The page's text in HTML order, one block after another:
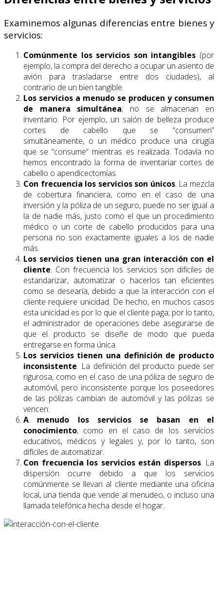
Examinemos algunas diferencias entre bienes y
servicios:
Comúnmente los servicios son intangibles (por
ejemplo, la compra del derecho a ocupar un asiento de
avión para trasladarse entre dos ciudades), al
contrario de un bien tangible.
Los servicios a menudo se producen y consumen
de manera simultánea; no se almacenan en
inventario. Por ejemplo, un salón de belleza produce
cortes de cabello que se “consumen”
simultáneamente, o un médico produce una cirugía
que se “consume” mientras es realizada. Todavía no
hemos encontrado la forma de inventariar cortes de
cabello o apendicectomías.
Con frecuencia los servicios son únicos. La mezcla
de cobertura financiera, como en el caso de una
inversión y la póliza de un seguro, puede no ser igual a
la de nadie más, justo como el que un procedimiento
médico o un corte de cabello producidos para una
persona no son exactamente iguales a los de nadie
más.
Los servicios tienen una gran interacción con el
cliente. Con frecuencia los servicios son difíciles de
estandarizar, automatizar o hacerlos tan eficientes
como se desearía, debido a que la interacción con el
cliente requiere unicidad. De hecho, en muchos casos
esta unicidad es por lo que el cliente paga; por lo tanto,
el administrador de operaciones debe asegurarse de
que el producto se diseñe de modo que pueda
entregarse en forma única.
Los servicios tienen una definición de producto
inconsistente. La definición del producto puede ser
rigurosa, como en el caso de una póliza de seguro de
automóvil, pero inconsistente porque los poseedores
de las pólizas cambian de automóvil y las pólizas se
vencen.
A menudo los servicios se basan en el
conocimiento, como en el caso de los servicios
educativos, médicos y legales y, por lo tanto, son
difíciles de automatizar.
Con frecuencia los servicios están dispersos. La
dispersión ocurre debido a que los servicios
comúnmente se llevan al cliente mediante una oficina
local, una tienda que vende al menudeo, o incluso una
llamada telefónica hecha desde el hogar.